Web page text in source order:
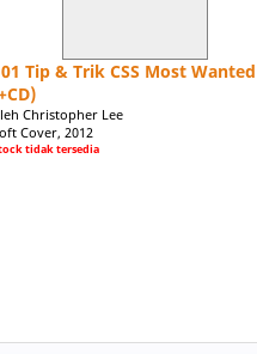
Tip & Trik CSS Most Wanted
Christopher Lee
Cover, 2012
tidak tersedia